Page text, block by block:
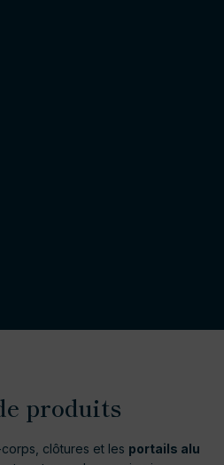
produits
clôtures et les portails alu